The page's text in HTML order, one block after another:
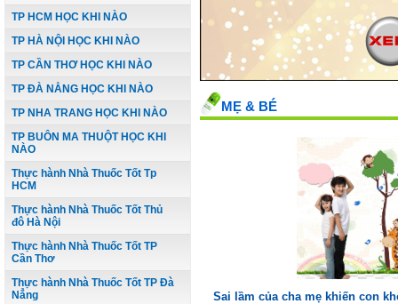
TP HCM HỌC KHI NÀO
TP HÀ NỘI HỌC KHI NÀO
TP CẦN THƠ HỌC KHI NÀO
TP ĐÀ NẲNG HỌC KHI NÀO
TP NHA TRANG HỌC KHI NÀO
TP BUÔN MA THUỘT HỌC KHI
NÀO
Thực hành Nhà Thuốc Tốt Tp
HCM
Thực hành Nhà Thuốc Tốt Thủ
đô Hà Nội
Thực hành Nhà Thuốc Tốt TP
Cần Thơ
Thực hành Nhà Thuốc Tốt TP Đà
Nẳng
MẸ & BÉ
Sai lầm của cha mẹ khiến con